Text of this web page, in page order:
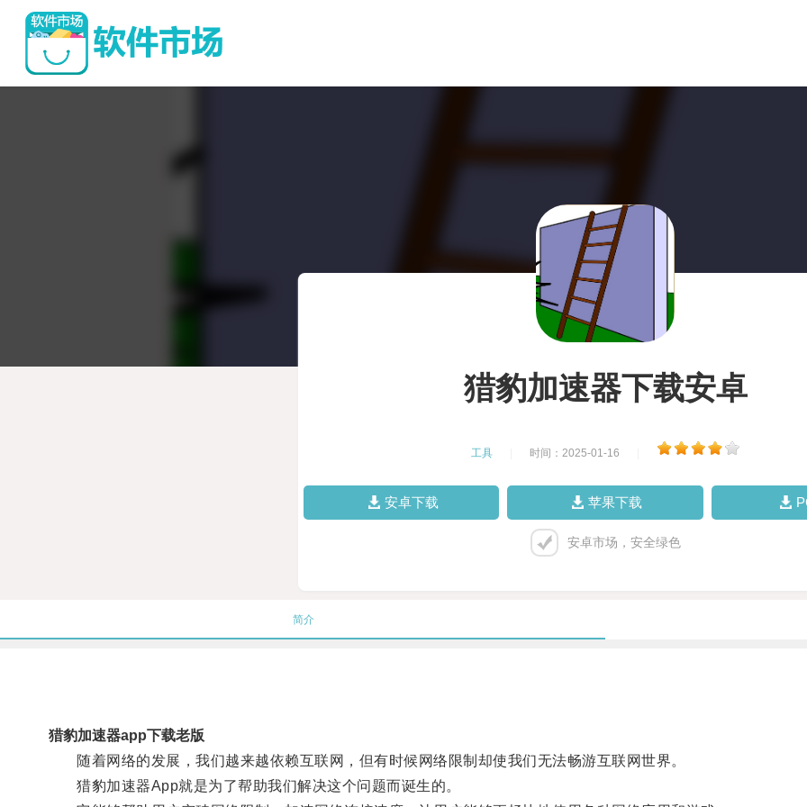
猎豹加速器下载安卓
工具 时间：2025-01-16
安卓下载 苹果下载
安卓市场，安全绿色
简介
猎豹加速器app下载老版
随着网络的发展，我们越来越依赖互联网，但有时候网络限制却使我们无法畅游互联网世界。
猎豹加速器App就是为了帮助我们解决这个问题而诞生的。